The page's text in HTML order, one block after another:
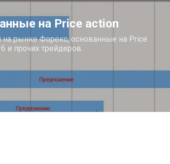
на Price action
на рынке Форекс, основанные на Price
и прочих трейдеров.